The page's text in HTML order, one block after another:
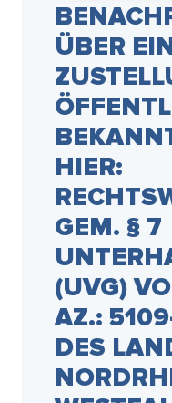
ÜBER
HIER:
GEM. § 7
(UVG)
AZ.:
DES